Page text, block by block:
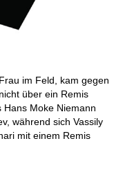
im Feld, kam gegen
über ein Remis
Hans Moke Niemann
während sich Vassily
mit einem Remis